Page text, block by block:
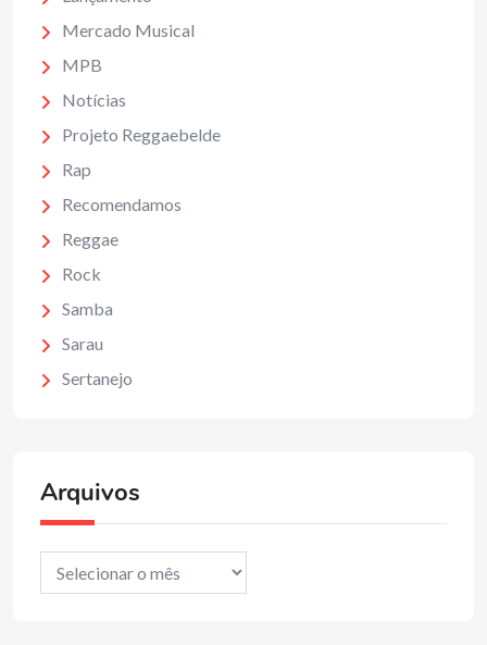
Mercado Musical
MPB
Notícias
Projeto Reggaebelde
Rap
Recomendamos
Reggae
Rock
Samba
Sarau
Sertanejo
Arquivos
Arquivos